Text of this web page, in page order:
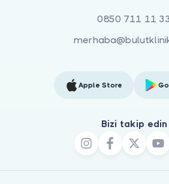
0850 711 11 33
Apple Store
Bizi takip edin